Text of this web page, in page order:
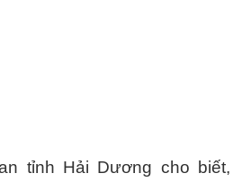
tỉnh Hải Dương cho biết,